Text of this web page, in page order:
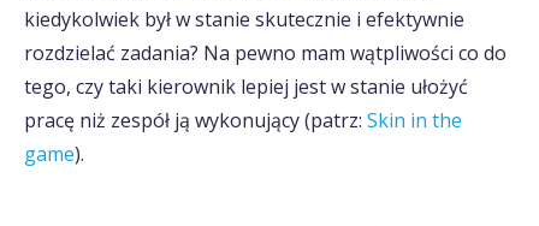
kiedykolwiek był w stanie skutecznie i efektywnie
rozdzielać zadania? Na pewno mam wątpliwości co do
tego, czy taki kierownik lepiej jest w stanie ułożyć
pracę niż zespół ją wykonujący (patrz: Skin in the
game).